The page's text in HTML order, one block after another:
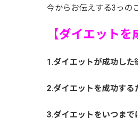
今からお伝えする3っの
【ダイエット
1.ダイエットが成功し
2.ダイエットを成功する
3.ダイエットをいつまで